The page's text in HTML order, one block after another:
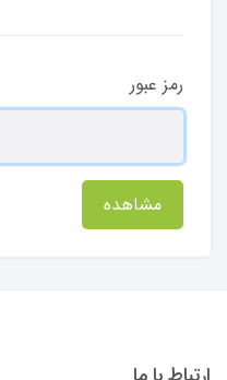
رمز عبور
مشاهده